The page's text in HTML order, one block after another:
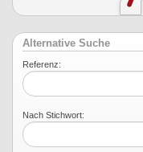
Alternative Suche
Referenz:
Nach Stichwort: